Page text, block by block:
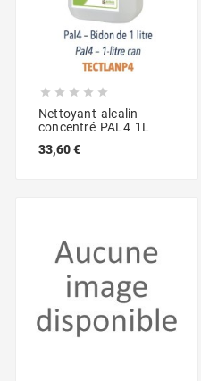
    
Nettoyant alcalin
concentré PAL4 1L
33,60 €